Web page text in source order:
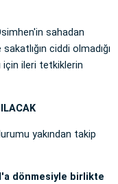
sahadan
ciddi olmadığı
için ileri tetkiklerin
yakından takip
dönmesiyle birlikte